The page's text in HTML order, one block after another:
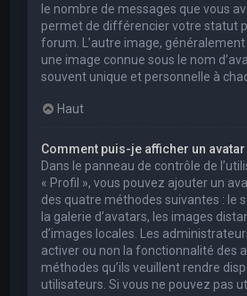
le nombre de messages que vous
permet de différencier votre statut
forum. L’autre image,
une image connue sous le nom
souvent unique et personnelle à
Haut
Comment puis-je afficher un avatar
Dans le panneau de contrôle de
« Profil », vous pouvez ajouter un
des quatre méthodes suivantes : le
la galerie d’avatars, les images
d’images locales. Les
activer ou non la fonctionnalité des
méthodes qu’ils veuillent rendre
utilisateurs. Si vous ne pouvez pas